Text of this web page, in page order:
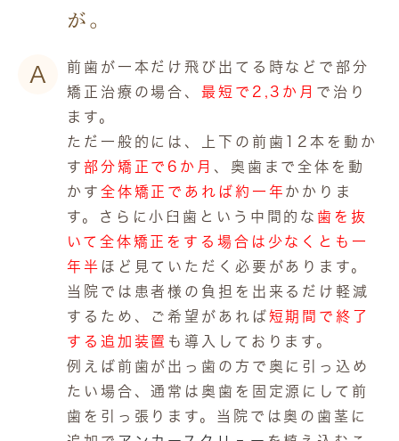
が。
A
前歯が一本だけ飛び出てる時などで部分
矯正治療の場合、最短で2,3か月 で治り
ます。
ただ一般的には、上下の前歯12本を動か
す 部分矯正で6か月 、奥歯まで全体を動
かす 全体矯正であれば約一年 かかりま
す。さらに小臼歯という中間的な 歯を抜
いて全体矯正をする場合は少なくとも一
年半 ほど見ていただく必要があります。
当院では患者様の負担を出来るだけ軽減
するため、ご希望があれば短期間で終了
する追加装置 も導入しております。
例えば前歯が出っ歯の方で奥に引っ込め
たい場合、通常は奥歯を固定源にして前
歯を引っ張ります。当院では奥の歯茎に